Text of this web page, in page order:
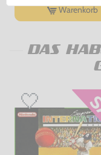
Warenkorb
DAS